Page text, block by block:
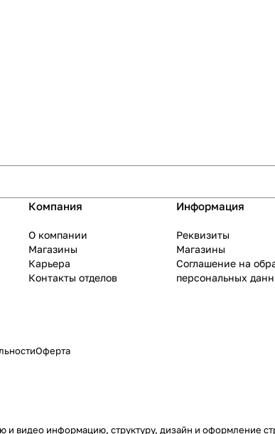
Компания
О компании
Магазины
Карьера
Контакты отделов
Информация
Реквизиты
Магазины
Соглашение на
персональных
Оферта
и видео информацию, структуру, дизайн и оформление